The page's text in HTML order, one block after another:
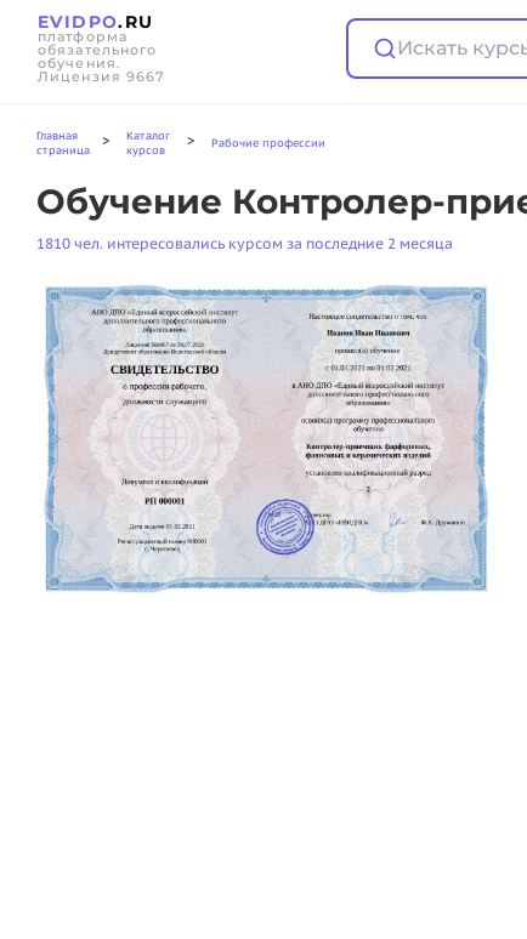
EVIDPO.RU
платформа
обязательного
обучения.
Лицензия 9667
Искать
Главная
страница
>
Каталог
курсов
> Рабочие профессии
Обучение Контролер-
1810 чел. интересовались курсом за последние 2 месяца